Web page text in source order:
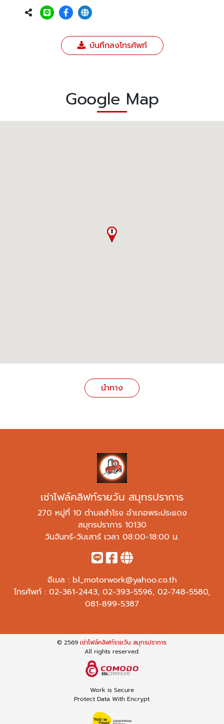
บันทึกลงโทรศัพท์
Google Map
นำทาง
เช่าโฟล์คลิฟท์รายวัน สมุทรปราการ
270 หมู่ที่ 10 ตำบลสำโรง อำเภอพระประแดง
สมุทรปราการ 10130
วันจันทร์-วันเสาร์ เวลา 08:00-18:00 น.
อีเมล : bl_motorwork@yahoo.co.th
โทรศัพท์ : 02-361-2443, 02-393-5596, 02-748-5580,
081-899-5387
© 2569เช่าโฟล์คลิฟท์รายวัน สมุทรปราการ
All rights reserved.
Work is Secure
Protect Data With Encrypt